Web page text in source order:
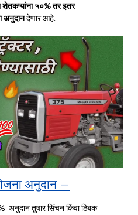
शेतकऱ्यांना ५०% तर इतर
अनुदानदेणार आहे.
अनुदान –
अनुदान तुषार सिंचन किंवा ठिबक